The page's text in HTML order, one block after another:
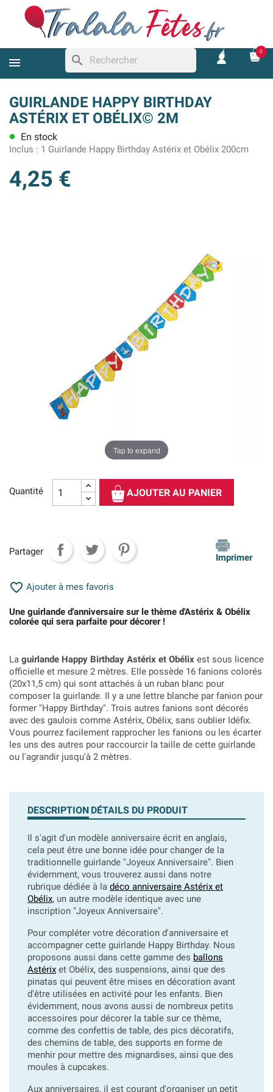
search
0
GUIRLANDE HAPPY BIRTHDAY
ASTÉRIX ET OBÉLIX© 2M
lens En stock
Inclus : 1 Guirlande Happy Birthday Astérix et Obélix 200cm
4,25 €
Tap to expand
Quantité AJOUTER AU PANIER
Partager
Imprimer
 Ajouter à mes favoris
Une guirlande d'anniversaire sur le thème d'Astérix & Obélix
colorée qui sera parfaite pour décorer !
La guirlande Happy Birthday Astérix et Obélix est sous licence
officielle et mesure 2 mètres. Elle possède 16 fanions colorés
(20x11,5 cm) qui sont attachés à un ruban blanc pour
composer la guirlande. Il y a une lettre blanche par fanion pour
former "Happy Birthday". Trois autres fanions sont décorés
avec des gaulois comme Astérix, Obélix, sans oublier Idéfix.
Vous pourrez facilement rapprocher les fanions ou les écarter
les uns des autres pour raccourcir la taille de cette guirlande
ou l'agrandir jusqu'à 2 mètres.
DESCRIPTION DÉTAILS DU PRODUIT
Il s'agit d'un modèle anniversaire écrit en anglais,
cela peut être une bonne idée pour changer de la
traditionnelle guirlande "Joyeux Anniversaire". Bien
évidemment, vous trouverez aussi dans notre
rubrique dédiée à la déco anniversaire Astérix et
Obélix, un autre modèle identique avec une
inscription "Joyeux Anniversaire".
Pour compléter votre décoration d'anniversaire et
accompagner cette guirlande Happy Birthday. Nous
proposons aussi dans cette gamme des ballons
Astérix et Obélix, des suspensions, ainsi que des
pinatas qui peuvent être mises en décoration avant
d'être utilisées en activité pour les enfants. Bien
évidemment, nous avons aussi de nombreux petits
accessoires pour décorer la table sur ce thème,
comme des confettis de table, des pics décoratifs,
des chemins de table, des supports en forme de
menhir pour mettre des mignardises, ainsi que des
moules à cupcakes.
Aux anniversaires, il est courant d'organiser un petit